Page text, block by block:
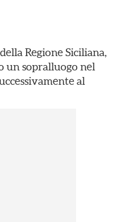
Regione Siciliana,
un sopralluogo nel
al